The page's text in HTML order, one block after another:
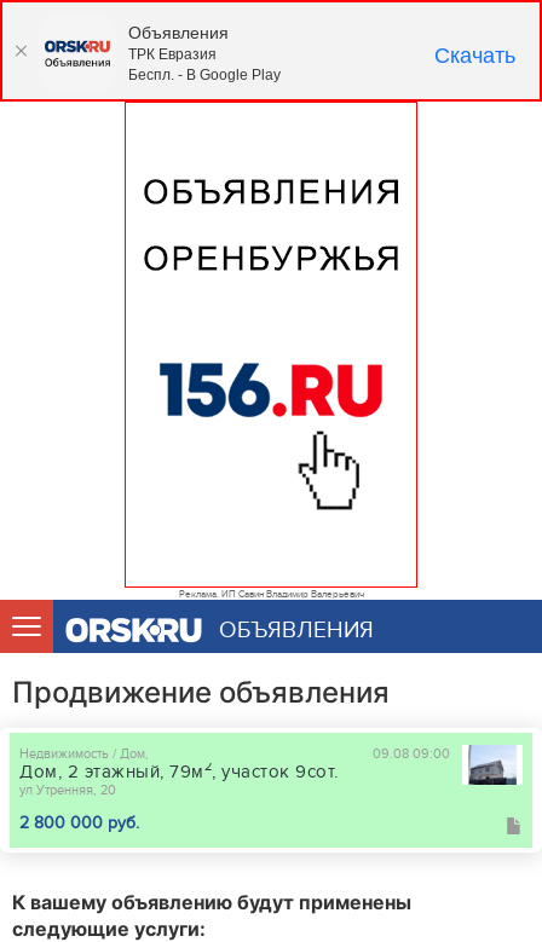
Реклама. ИП Савин Владимир Валерьевич
ОБЪЯВЛЕНИЯ
Продвижение объявления
09.08 09:00
Недвижимость / Дом,
Дом, 2 этажный, 79м2, участок 9сот.
ул Утренняя, 20
2 800 000 руб.
К вашему объявлению будут применены
следующие услуги:
Объявления
ТРК Евразия
Беспл. - В Google Play
Скачать